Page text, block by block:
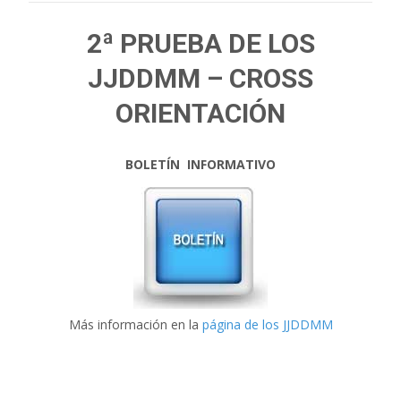
2ª PRUEBA DE LOS
JJDDMM – CROSS
ORIENTACIÓN
BOLETÍN INFORMATIVO
Más información en la página de los JJDDMM